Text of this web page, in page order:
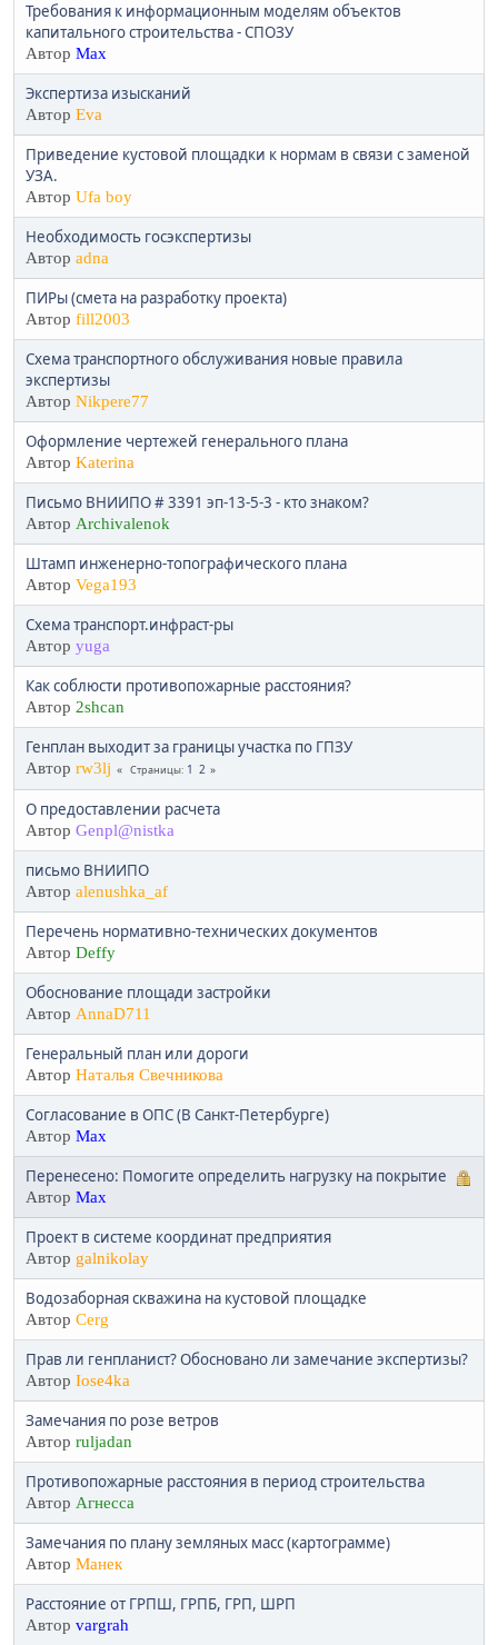
Требования к информационным моделям объектов
капитального строительства - СПОЗУ
Автор Max
Экспертиза изысканий
Автор Eva
Приведение кустовой площадки к нормам в связи с заменой
УЗА.
Автор Ufa boy
Необходимость госэкспертизы
Автор adna
ПИРы (смета на разработку проекта)
Автор fill2003
Схема транспортного обслуживания новые правила
экспертизы
Автор Nikpere77
Оформление чертежей генерального плана
Автор Katerina
Письмо ВНИИПО # 3391 эп-13-5-3 - кто знаком?
Автор Archivalenok
Штамп инженерно-топографического плана
Автор Vega193
Схема транспорт.инфраст-ры
Автор yuga
Как соблюсти противопожарные расстояния?
Автор 2shcan
Генплан выходит за границы участка по ГПЗУ
Автор rw3lj Страницы 1 2
О предоставлении расчета
Автор Genpl@nistka
письмо ВНИИПО
Автор alenushka_af
Перечень нормативно-технических документов
Автор Deffy
Обоснование площади застройки
Автор AnnaD711
Генеральный план или дороги
Автор Наталья Свечникова
Согласование в ОПС (В Санкт-Петербурге)
Автор Max
Перенесено: Помогите определить нагрузку на покрытие
Автор Max
Проект в системе координат предприятия
Автор galnikolay
Водозаборная скважина на кустовой площадке
Автор Cerg
Прав ли генпланист? Обосновано ли замечание экспертизы?
Автор Iose4ka
Замечания по розе ветров
Автор ruljadan
Противопожарные расстояния в период строительства
Автор Агнесса
Замечания по плану земляных масс (картограмме)
Автор Манек
Расстояние от ГРПШ, ГРПБ, ГРП, ШРП
Автор vargrah